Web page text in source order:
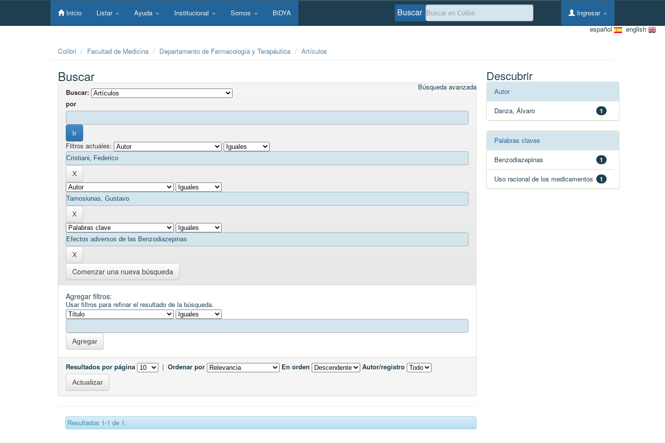
Skip
Inicio Listar Ayuda Institucional Somos BiDYA Ingresar
Buscar
english
español
Colibri Facultad de Medicina Departamento de Farmacología y Terapéutica Artículos
Buscar
Búsqueda avanzada
Buscar:
por
Filtros actuales:
Comenzar una nueva búsqueda
Agregar filtros:
Usar filtros para refinar el resultado de la búsqueda.
Resultados por página | Ordenar por En orden Autor/registro
Resultados 1-1 de 1.
Descubrir
Autor
1
Danza, Álvaro
Palabras claves
1
Benzodiazepinas
1
Uso racional de los medicamentos